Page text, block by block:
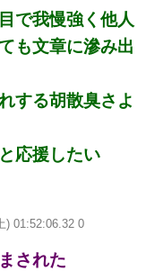
で我慢強く他人
も文章に滲み出
する胡散臭さよ
応援したい
) 01:52:06.32 0
された